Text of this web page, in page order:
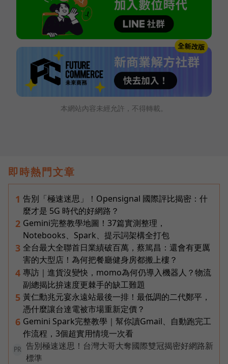
本網站內容未經允許，不得轉載。
即時熱門文章
1 告別「極速迷思」！Opensignal 國際評比揭密：什
麼才是 5G 時代的好網路？
2 Gemini完整教學地圖！37篇實測整理，
Notebooks、Spark、提示詞架構全打包
3 全台最大全聯首日業績破百萬，蔡篤昌：還會有更厲
害的大型店！為何把餐廳健身房都搬上樓？
4 專訪｜進貨沒變快，momo為何仍導入機器人？物流
副總揭比拚速度更棘手的缺工難題
5 黃仁勳兆元宴永遠站最後一排！最低調的二代鄭平，
憑什麼讓台達電被市場重新定價？
6 Gemini Spark完整教學｜幫你讀Gmail、自動跑完工
作流程，3個超實用情境一次看
PR
告別極速迷思！台灣大哥大奪國際雙冠揭密好網路新
標準